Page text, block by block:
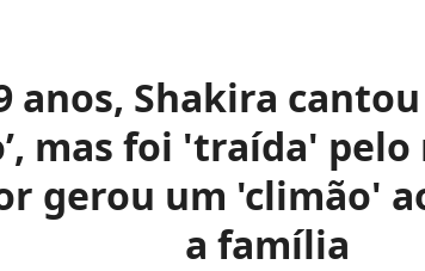
anos, Shakira
mas foi 'traída'
gerou um 'climão'
a família